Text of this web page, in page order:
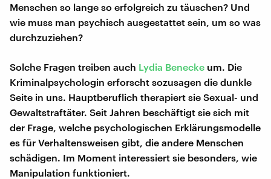
Menschen so lange so erfolgreich zu täuschen? Und
wie muss man psychisch ausgestattet sein, um so was
durchzuziehen?
Solche Fragen treiben auch Lydia Benecke um. Die
Kriminalpsychologin erforscht sozusagen die dunkle
Seite in uns. Hauptberuflich therapiert sie Sexual- und
Gewaltstraftäter. Seit Jahren beschäftigt sie sich mit
der Frage, welche psychologischen Erklärungsmodelle
es für Verhaltensweisen gibt, die andere Menschen
schädigen. Im Moment interessiert sie besonders, wie
Manipulation funktioniert.